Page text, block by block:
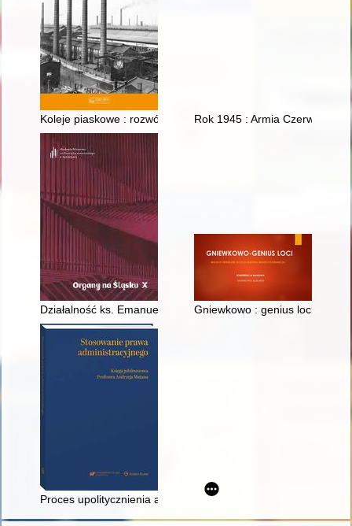
Koleje piaskowe : rozwój, regres, dziedzictwoRok 1945 : Armia Czerwona
Działalność ks. Emanuela Płonki jako rzeczoznawcy
Gniewkowo : genius loci :
Proces upolitycznienia administracji publicznej a wymiar